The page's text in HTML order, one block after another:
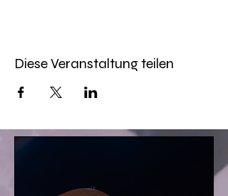
Diese Veranstaltung teilen